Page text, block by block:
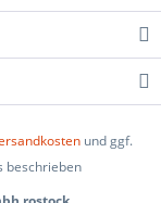
und ggf.
beschrieben